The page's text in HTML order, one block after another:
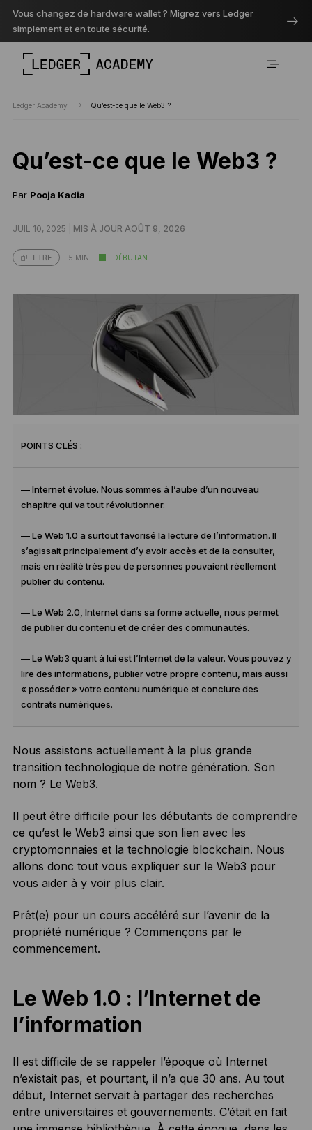
Vous changez de hardware wallet ? Migrez vers Ledger
simplement et en toute sécurité.
Ledger Academy Qu’est-ce que le Web3 ?
Qu’est-ce que le Web3 ?
Par Pooja Kadia
JUIL 10, 2025 | MIS À JOUR AOÛT 9, 2026
LIRE 5 MIN DÉBUTANT
POINTS CLÉS :
— Internet évolue. Nous sommes à l’aube d’un nouveau
chapitre qui va tout révolutionner.
— Le Web 1.0 a surtout favorisé la lecture de l’information. Il
s’agissait principalement d’y avoir accès et de la consulter,
mais en réalité très peu de personnes pouvaient réellement
publier du contenu.
— Le Web 2.0, Internet dans sa forme actuelle, nous permet
de publier du contenu et de créer des communautés.
— Le Web3 quant à lui est l’Internet de la valeur. Vous pouvez y
lire des informations, publier votre propre contenu, mais aussi
« posséder » votre contenu numérique et conclure des
contrats numériques.
Nous assistons actuellement à la plus grande
transition technologique de notre génération. Son
nom ? Le Web3.
Il peut être difficile pour les débutants de comprendre
ce qu’est le Web3 ainsi que son lien avec les
cryptomonnaies et la technologie blockchain. Nous
allons donc tout vous expliquer sur le Web3 pour
vous aider à y voir plus clair.
Prêt(e) pour un cours accéléré sur l’avenir de la
propriété numérique ? Commençons par le
commencement.
Le Web 1.0 : l’Internet de
l’information
Il est difficile de se rappeler l’époque où Internet
n’existait pas, et pourtant, il n’a que 30 ans. Au tout
début, Internet servait à partager des recherches
entre universitaires et gouvernements. C’était en fait